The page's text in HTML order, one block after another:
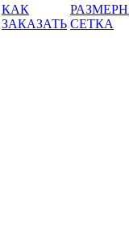
КАК
ЗАКАЗАТЬ СЕТКА